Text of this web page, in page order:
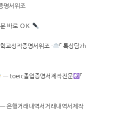
명서위조
바로 ＯＫ
교성적증명서위조 -
「 톡상담zh
— toeic졸업증명서제작전문
「
— 은행거래내역서거래내역서제작
HOME
ABOUT